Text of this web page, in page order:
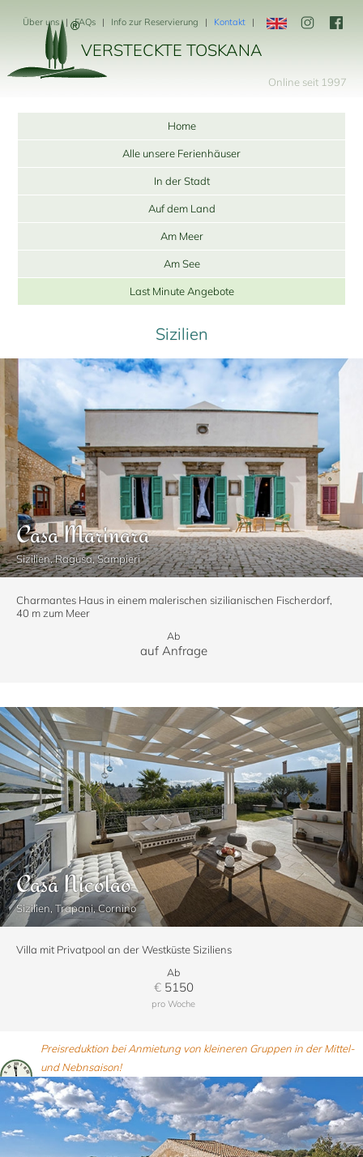
VERSTECKTE TOSKANA
Über uns FAQs Info zur Reservierung Kontakt
Online seit 1997
Home
Alle unsere Ferienhäuser
In der Stadt
Auf dem Land
Am Meer
Am See
Last Minute Angebote
Sizilien
Casa Marinara
Sizilien, Ragusa, Sampieri
Charmantes Haus in einem malerischen sizilianischen Fischerdorf,
40 m zum Meer
Ab
auf Anfrage
Casa Nicolao
Sizilien, Trapani, Cornino
Villa mit Privatpool an der Westküste Siziliens
Ab
€5150
pro Woche
Preisreduktion bei Anmietung von kleineren Gruppen in der Mittel-
und Nebnsaison!